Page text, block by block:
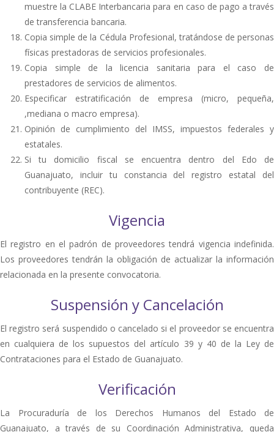
muestre la CLABE Interbancaria para en caso de pago a través
de transferencia bancaria.
Copia simple de la Cédula Profesional, tratándose de personas
físicas prestadoras de servicios profesionales.
Copia simple de la licencia sanitaria para el caso de
prestadores de servicios de alimentos.
Especificar estratificación de empresa (micro, pequeña,
,mediana o macro empresa).
Opinión de cumplimiento del IMSS, impuestos federales y
estatales.
Si tu domicilio fiscal se encuentra dentro del Edo de
Guanajuato, incluir tu constancia del registro estatal del
contribuyente (REC).
Vigencia
El registro en el padrón de proveedores tendrá vigencia indefinida.
Los proveedores tendrán la obligación de actualizar la información
relacionada en la presente convocatoria.
Suspensión y Cancelación
El registro será suspendido o cancelado si el proveedor se encuentra
en cualquiera de los supuestos del artículo 39 y 40 de la Ley de
Contrataciones para el Estado de Guanajuato.
Verificación
La Procuraduría de los Derechos Humanos del Estado de
Guanajuato, a través de su Coordinación Administrativa, queda